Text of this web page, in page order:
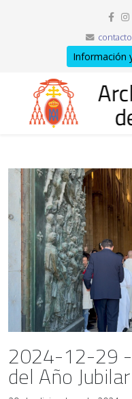
Información
2024-12-29
del Año Jubilar